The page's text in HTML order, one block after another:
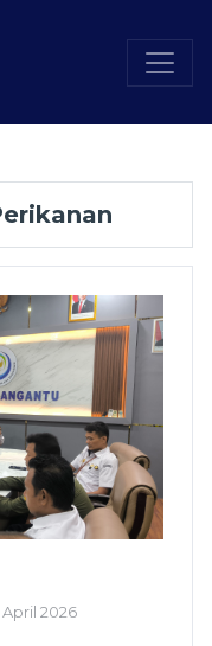
April 2026